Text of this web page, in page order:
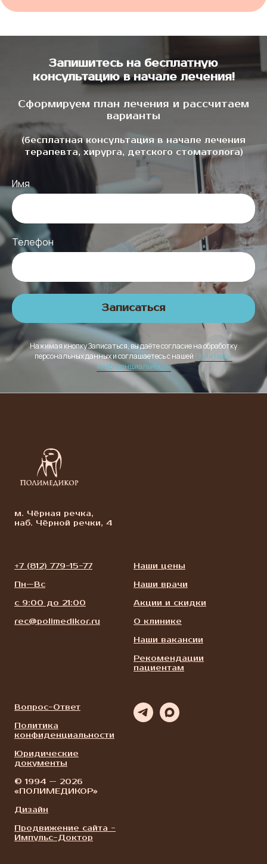
Запишитесь на бесплатную
консультацию в начале лечения!
Сформируем план лечения и рассчитаем
варианты
(бесплатная консультация в начале лечения
терапевта, хирурга, детского стоматолога)
Имя
Телефон
Записаться
Нажимая кнопку Записаться, вы даёте согласие на обработку
персональных данных и соглашаетесь с нашей Политикой
конфиденциальности
м. Чёрная речка,
наб. Чёрной речки, 4
+7 (812) 779-15-77
Пн—Вс
с 9:00 до 21:00
rec@polimedikor.ru
Наши цены
Наши врачи
Акции и скидки
О клинике
Наши вакансии
Рекомендации
пациентам
Вопрос-Ответ
Политика
конфиденциальности
Юридические
документы
© 1994 — 2026
«ПОЛИМЕДИКОР»
Дизайн
Продвижение сайта -
Импульс-Доктор